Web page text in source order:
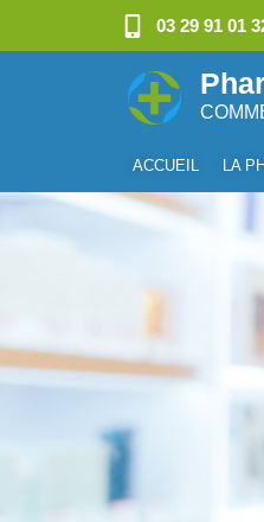
03 29 91 01
ACCUEIL LA